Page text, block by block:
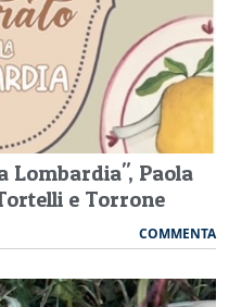
Lombardia", Paola
e Torrone
COMMENTA